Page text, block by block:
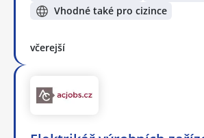
Vhodné také pro cizince
včerejší